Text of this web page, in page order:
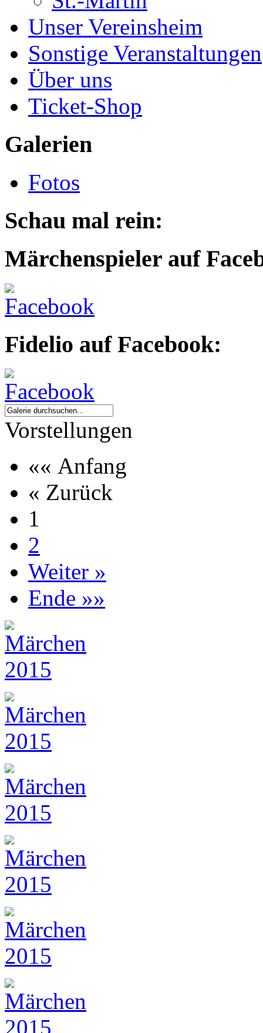
Unser Vereinsheim
Sonstige Veranstaltungen
Über uns
Ticket-Shop
Galerien
Fotos
Schau mal rein:
Märchenspieler auf
Fidelio auf Facebook:
Vorstellungen
«« Anfang
« Zurück
1
2
Weiter »
Ende »»